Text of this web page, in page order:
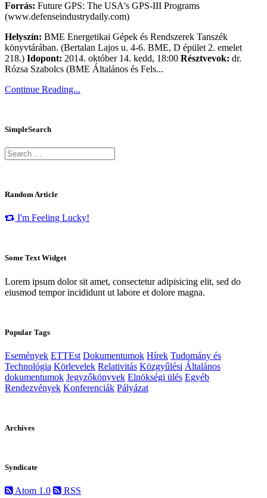
Forrás: Future GPS: The USA's GPS-III Programs
(www.defenseindustrydaily.com)
Helyszín: BME Energetikai Gépek és Rendszerek Tanszék
könyvtárában. (Bertalan Lajos u. 4-6. BME, D épület 2. emelet
218.) Idopont: 2014. október 14. kedd, 18:00 Résztvevok: dr.
Rózsa Szabolcs (BME Általános és Fels...
Continue Reading...
SimpleSearch
Random Article
I'm Feeling Lucky!
Some Text Widget
Lorem ipsum dolor sit amet, consectetur adipisicing elit, sed do
eiusmod tempor incididunt ut labore et dolore magna.
Popular Tags
Események ETTEst Dokumentumok Hírek Tudomány és
Technológia Körlevelek Relativitás Közgyűlési Általános
dokumentumok Jegyzőkönyvek Elnökségi ülés Egyéb
Rendezvények Konferenciák Pályázat
Archives
Syndicate
Atom 1.0 RSS